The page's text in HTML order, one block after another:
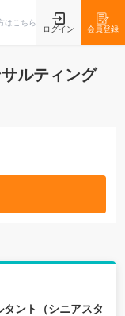
はこちら
ログイン 会員登録
ルティング
タント（シニアスタ